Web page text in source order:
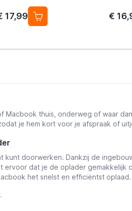
17,99 €
Macbook thuis, onderweg of waar
je hem kort voor je afspraak of
doorwerken. Dankzij de
dat je de oplader gemakkelijk
het snelst en efficiëntst oplaad.